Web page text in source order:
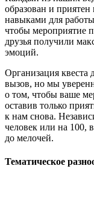
образован и
навыками для
чтобы мероприятие
друзья получили
эмоций.
Организация квеста
вызов, но мы
о том, чтобы ваше
оставив только
к нам снова.
человек или на 100,
до мелочей.
Тематическое